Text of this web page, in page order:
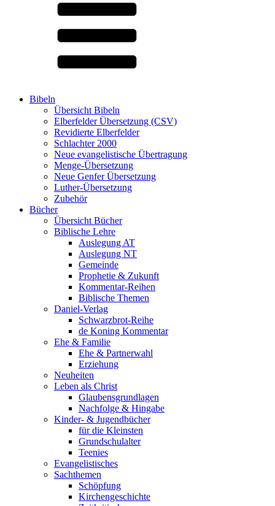
Bibeln
Übersicht Bibeln
Elberfelder Übersetzung (CSV)
Revidierte Elberfelder
Schlachter 2000
Neue evangelistische Übertragung
Menge-Übersetzung
Neue Genfer Übersetzung
Luther-Übersetzung
Zubehör
Bücher
Übersicht Bücher
Biblische Lehre
Auslegung AT
Auslegung NT
Gemeinde
Prophetie & Zukunft
Kommentar-Reihen
Biblische Themen
Daniel-Verlag
Schwarzbrot-Reihe
de Koning Kommentar
Ehe & Familie
Ehe & Partnerwahl
Erziehung
Neuheiten
Leben als Christ
Glaubensgrundlagen
Nachfolge & Hingabe
Kinder- & Jugendbücher
für die Kleinsten
Grundschulalter
Teenies
Evangelistisches
Sachthemen
Schöpfung
Kirchengeschichte